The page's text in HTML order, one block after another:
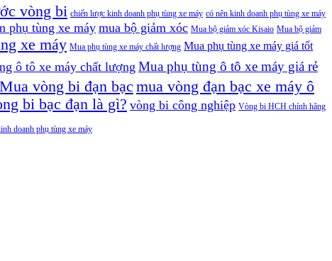
vòng bi chiến lược kinh doanh phụ tùng xe máy có nên kinh doanh phụ tùng xe máy
phụ tùng xe máy mua bộ giảm xóc Mua bộ giảm xóc Kisaio Mua bộ giảm
xe máy Mua phụ tùng xe máy chất lượng Mua phụ tùng xe máy giá tốt
ô tô xe máy chất lượng Mua phụ tùng ô tô xe máy giá rẻ
Mua vòng bi đạn bạc mua vòng đạn bạc xe máy ô
bi bạc đạn là gì? vòng bi công nghiệp Vòng bi HCH chính hãng
doanh phụ tùng xe máy